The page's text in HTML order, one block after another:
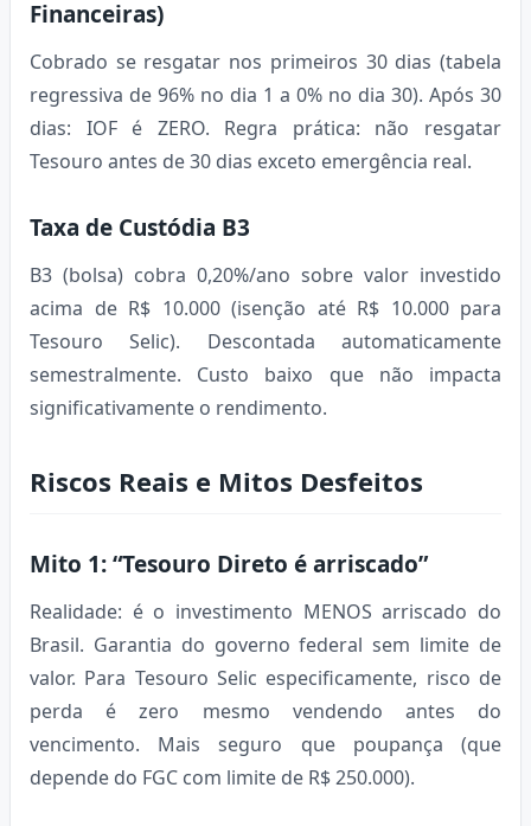
Financeiras)
Cobrado se resgatar nos primeiros 30 dias (tabela
regressiva de 96% no dia 1 a 0% no dia 30). Após 30
dias: IOF é ZERO. Regra prática: não resgatar
Tesouro antes de 30 dias exceto emergência real.
Taxa de Custódia B3
B3 (bolsa) cobra 0,20%/ano sobre valor investido
acima de R$ 10.000 (isenção até R$ 10.000 para
Tesouro Selic). Descontada automaticamente
semestralmente. Custo baixo que não impacta
significativamente o rendimento.
Riscos Reais e Mitos Desfeitos
Mito 1: “Tesouro Direto é arriscado”
Realidade: é o investimento MENOS arriscado do
Brasil. Garantia do governo federal sem limite de
valor. Para Tesouro Selic especificamente, risco de
perda é zero mesmo vendendo antes do
vencimento. Mais seguro que poupança (que
depende do FGC com limite de R$ 250.000).